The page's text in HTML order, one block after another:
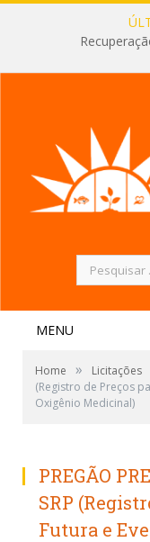
Pesquisar
por:
MENU
Home » Licitações
(Registro de Preços
Oxigênio Medicinal)
PREGÃO
SRP
Futura e